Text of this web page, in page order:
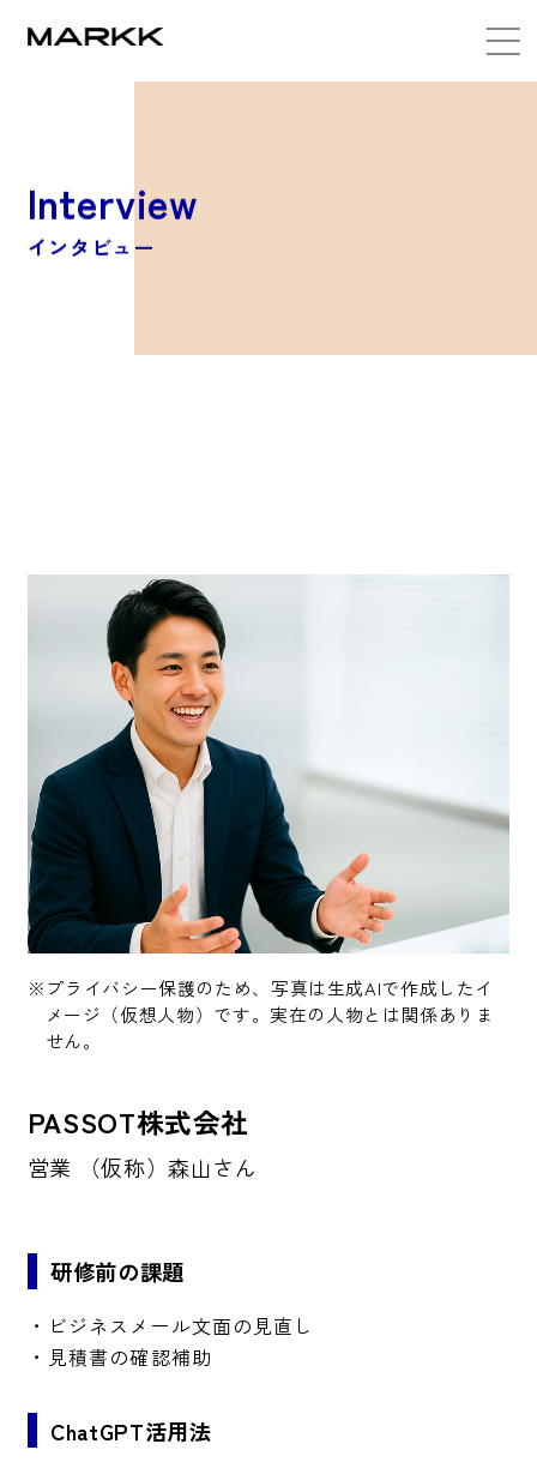
Interview
インタビュー
※プライバシー保護のため、写真は生成AIで作成したイ
メージ（仮想人物）です。実在の人物とは関係ありま
せん。
PASSOT株式会社
営業 （仮称）森山さん
研修前の課題
・ビジネスメール文面の見直し
・見積書の確認補助
ChatGPT活用法